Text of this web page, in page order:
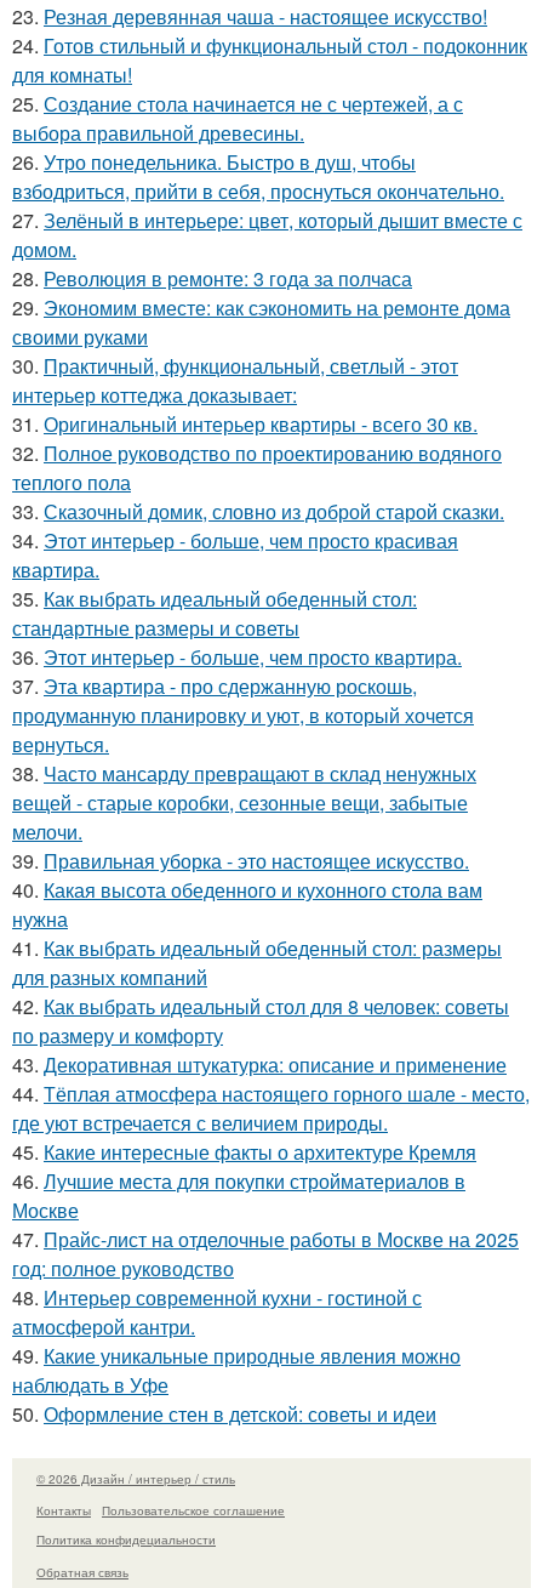
23. Резная деревянная чаша - настоящее искусство!
24. Готов стильный и функциональный стол - подоконник
для комнаты!
25. Создание стола начинается не с чертежей, а с
выбора правильной древесины.
26. Утро понедельника. Быстро в душ, чтобы
взбодриться, прийти в себя, проснуться окончательно.
27. Зелёный в интерьере: цвет, который дышит вместе с
домом.
28. Революция в ремонте: 3 года за полчаса
29. Экономим вместе: как сэкономить на ремонте дома
своими руками
30. Практичный, функциональный, светлый - этот
интерьер коттеджа доказывает:
31. Оригинальный интерьер квартиры - всего 30 кв.
32. Полное руководство по проектированию водяного
теплого пола
33. Сказочный домик, словно из доброй старой сказки.
34. Этот интерьер - больше, чем просто красивая
квартира.
35. Как выбрать идеальный обеденный стол:
стандартные размеры и советы
36. Этот интерьер - больше, чем просто квартира.
37. Эта квартира - про сдержанную роскошь,
продуманную планировку и уют, в который хочется
вернуться.
38. Часто мансарду превращают в склад ненужных
вещей - старые коробки, сезонные вещи, забытые
мелочи.
39. Правильная уборка - это настоящее искусство.
40. Какая высота обеденного и кухонного стола вам
нужна
41. Как выбрать идеальный обеденный стол: размеры
для разных компаний
42. Как выбрать идеальный стол для 8 человек: советы
по размеру и комфорту
43. Декоративная штукатурка: описание и применение
44. Тёплая атмосфера настоящего горного шале - место,
где уют встречается с величием природы.
45. Какие интересные факты о архитектуре Кремля
46. Лучшие места для покупки стройматериалов в
Москве
47. Прайс-лист на отделочные работы в Москве на 2025
год: полное руководство
48. Интерьер современной кухни - гостиной с
атмосферой кантри.
49. Какие уникальные природные явления можно
наблюдать в Уфе
50. Оформление стен в детской: советы и идеи
© 2026 Дизайн / интерьер / стиль
Контакты
Пользовательское соглашение
Политика конфидециальности
Обратная связь